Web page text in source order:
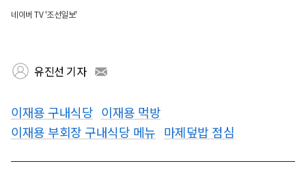
네이버 TV '조선일보'
유진선 기자
이재용 구내식당 이재용 먹방
이재용 부회장 구내식당 메뉴 마제덮밥 점심